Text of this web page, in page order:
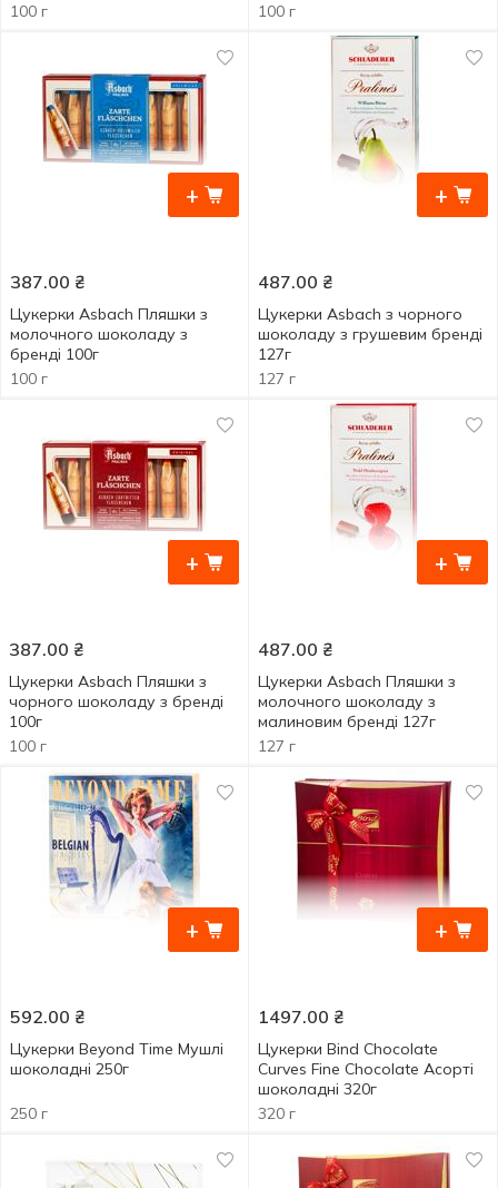
100 г
100 г
+
387.00 ₴
Цукерки Asbach Пляшки з
молочного шоколаду з
бренді 100г
100 г
+
487.00 ₴
Цукерки Asbach з чорного
шоколаду з грушевим бренді
127г
127 г
+
387.00 ₴
Цукерки Asbach Пляшки з
чорного шоколаду з бренді
100г
100 г
+
487.00 ₴
Цукерки Asbach Пляшки з
молочного шоколаду з
малиновим бренді 127г
127 г
+
592.00 ₴
Цукерки Beyond Time Мушлі
шоколадні 250г
250 г
+
1497.00 ₴
Цукерки Bind Chocolate
Curves Fine Chocolate Асорті
шоколадні 320г
320 г